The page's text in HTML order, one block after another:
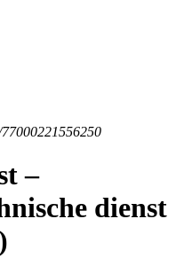
–
dienst